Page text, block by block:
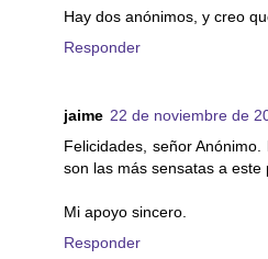
Hay dos anónimos, y creo
Responder
jaime 22 de noviembre de
Felicidades, señor
son las más sensatas a este
Mi apoyo sincero.
Responder